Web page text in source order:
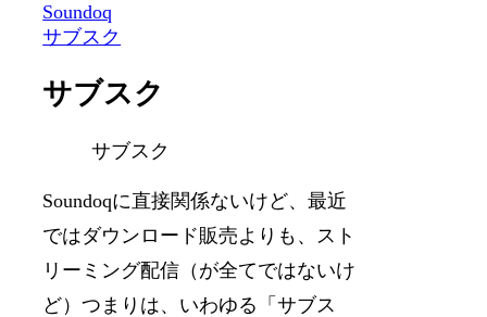
Soundoq
サブスク
サブスク
サブスク
Soundoqに直接関係ないけど、最近
ではダウンロード販売よりも、スト
リーミング配信（が全てではないけ
ど）つまりは、いわゆる「サブス